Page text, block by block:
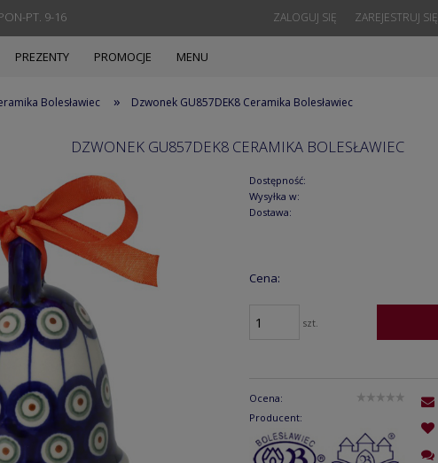
PT. 9-16 ZAREJESTRUJ SIĘ
ZALOGUJ SIĘ
PREZENTY PROMOCJE MENU
Bolesławiec » Dzwonek GU857DEK8 Ceramika Bolesławiec
DZWONEK GU857DEK8 CERAMIKA BOLESŁAWIEC
Dostępność:
Wysyłka w:
Dostawa:
Cena:
szt.
Ocena:
Producent: